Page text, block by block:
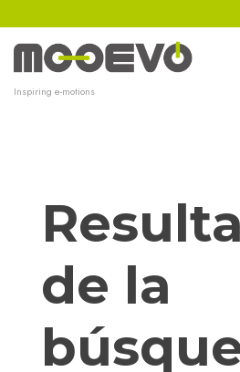
al
contenido
Inspiring e-motions
de la